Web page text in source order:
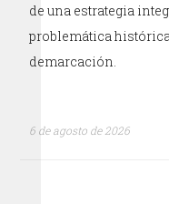
de una estrategia
problemática
demarcación.
6 de agosto de 2026